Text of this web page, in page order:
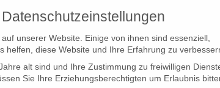
Datenschutzeinstellungen
unserer Website. Einige von ihnen sind essenziell,
helfen, diese Website und Ihre Erfahrung zu
alt sind und Ihre Zustimmung zu freiwilligen
Sie Ihre Erziehungsberechtigten um Erlaubnis